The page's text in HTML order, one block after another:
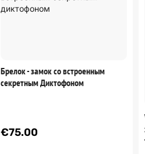
Брелок - замок со встроенным
секретным Диктофоном
€75.00